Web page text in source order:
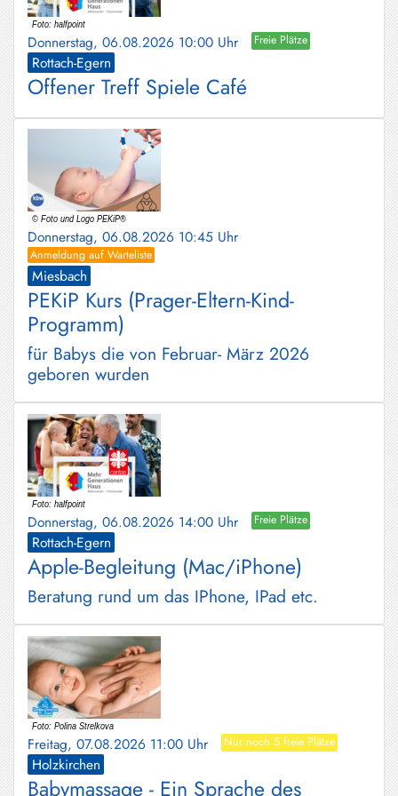
Donnerstag, 06.08.2026 10:00 Uhr Freie Plätze
Rottach-Egern
Offener Treff Spiele Café
Donnerstag, 06.08.2026 10:45 Uhr
Anmeldung auf Warteliste
Miesbach
PEKiP Kurs (Prager-Eltern-Kind-
Programm)
für Babys die von Februar- März 2026
geboren wurden
Donnerstag, 06.08.2026 14:00 Uhr Freie Plätze
Rottach-Egern
Apple-Begleitung (Mac/iPhone)
Beratung rund um das IPhone, IPad etc.
Freitag, 07.08.2026 11:00 Uhr Nur noch 5 freie Plätze
Holzkirchen
Babymassage - Ein Sprache des
Schliersee
Tegernsee
Warngau
Wall
Weyarn